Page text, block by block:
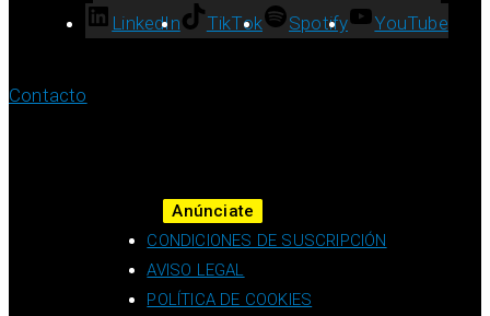
LinkedIn
TikTok Spotify YouTube
Contacto
Anúnciate
CONDICIONES DE SUSCRIPCIÓN
AVISO LEGAL
POLÍTICA DE COOKIES